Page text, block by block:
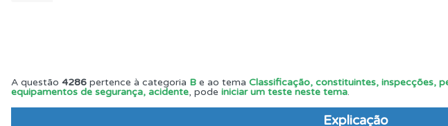
Ajuda Consulte a ajuda se tiver dúvidas relacionadas com a plataforma.
Deve fazer o teste que recomendamos para obter os melhores resultados.
A questão 4286 pertence à categoria B e ao tema Classificação, constituintes, inspecções,
equipamentos de segurança, acidente, pode iniciar um teste neste tema.
Explicação